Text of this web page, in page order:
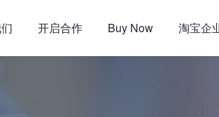
开启合作 Buy Now 淘宝企